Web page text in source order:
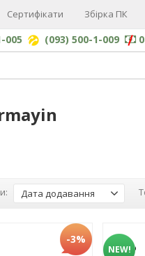
Сертифікати Збірка ПК
005 (093) 500-1-009
Дата додавання
-3%
NEW!